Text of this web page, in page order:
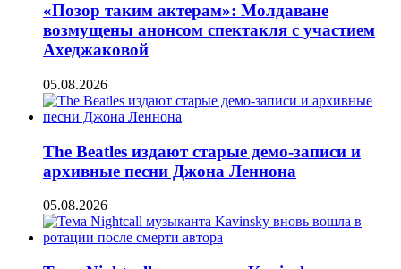
«Позор таким актерам»: Молдаване
возмущены анонсом спектакля с участием
Ахеджаковой
05.08.2026
The Beatles издают старые демо-записи и
архивные песни Джона Леннона
05.08.2026